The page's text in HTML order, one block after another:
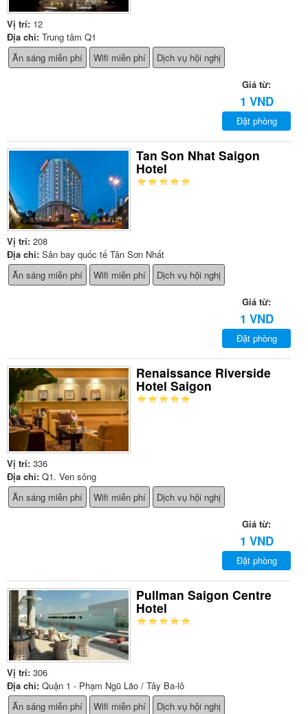
Vị trí: 12
Địa chỉ: Trung tâm Q1
Ăn sáng miễn phí
Wifi miễn phí Dịch vụ hội nghị
Giá từ:
1 VND
Đặt phòng
Tan Son Nhat Saigon
Hotel
Vị trí: 208
Địa chỉ: Sân bay quốc tế Tân Sơn Nhất
Ăn sáng miễn phí
Wifi miễn phí Dịch vụ hội nghị
Giá từ:
1 VND
Đặt phòng
Renaissance Riverside
Hotel Saigon
Vị trí: 336
Địa chỉ: Q1. Ven sông
Ăn sáng miễn phí
Wifi miễn phí Dịch vụ hội nghị
Giá từ:
1 VND
Đặt phòng
Pullman Saigon Centre
Hotel
Vị trí: 306
Địa chỉ: Quận 1 - Phạm Ngũ Lão / Tây Ba-lô
Ăn sáng miễn phí
Wifi miễn phí Dịch vụ hội nghị